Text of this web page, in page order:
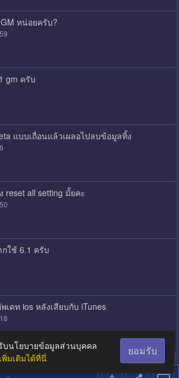
หน่อยครับ?
gm ครับ
แบบเถื่อนแล้วเผลอไปลบข้อมูลทิ้ง
reset all setting มั้ยคะ
ใช้ 6.1 ครับ
ดท ios หลังเสียบกับ iTunes
บนโยบายข้อมูลส่วนบุคคล
พิ่มเติมได้ที่นี่
ยอมรับ